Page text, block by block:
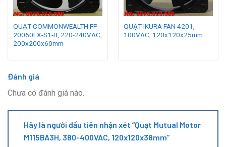
QUẠT COMMONWEALTH FP-
20060EX-S1-B, 220-240VAC,
200x200x60mm
QUẠT IKURA FAN 4201,
100VAC, 120x120x25mm
Đánh giá
Chưa có đánh giá nào.
Hãy là người đầu tiên nhận xét “Quạt Mutual Motor
M115BA3H, 380-400VAC, 120x120x38mm”